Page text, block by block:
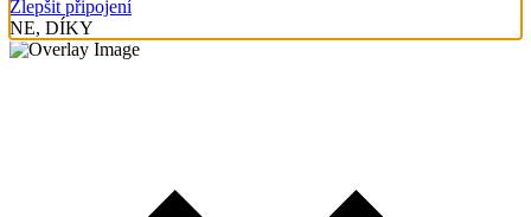
Zlepšit připojení
NE, DÍKY